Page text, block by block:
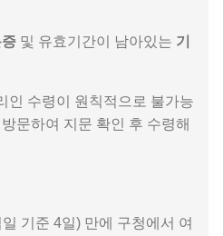
및 유효기간이 남아있는 기
인 수령이 원칙적으로 불가능
문하여 지문 확인 후 수령해
기준 4일) 만에 구청에서 여